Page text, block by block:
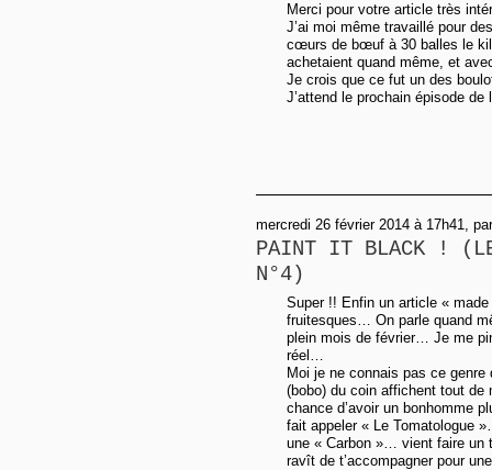
Merci pour votre article très
J’ai moi même travaillé pour
cœurs de bœuf à 30 balles le
achetaient quand même, et
Je crois que ce fut un des
J’attend le prochain épisode
mercredi 26 février 2014 à 17h41,
PAINT IT BLACK !
N°4)
Super !! Enfin un article «
fruitesques… On parle quand
plein mois de février… Je me
réel…
Moi je ne connais pas ce
(bobo) du coin affichent tout
chance d’avoir un bonhomme
fait appeler « Le Tomatologue
une « Carbon »… vient faire un
ravît de t’accompagner pour